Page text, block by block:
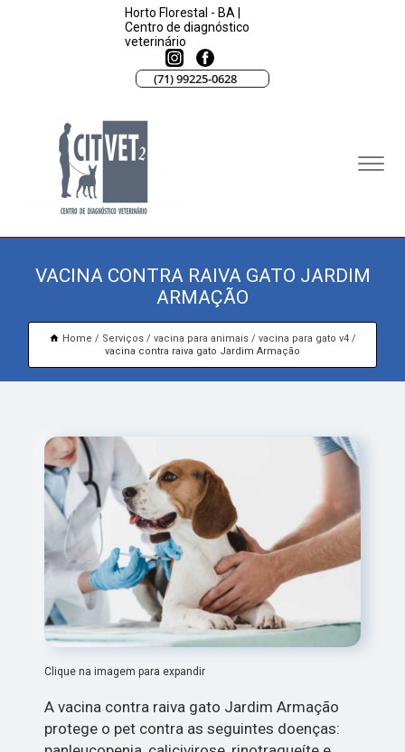
Horto Florestal - BA |
Centro de diagnóstico
veterinário
(71) 99225-0628
VACINA CONTRA RAIVA GATO JARDIM
ARMAÇÃO
Home Serviços vacina para animais
vacina para gato v4
vacina contra raiva gato Jardim Armação
Clique na imagem para expandir
A vacina contra raiva gato Jardim Armação
protege o pet contra as seguintes doenças: